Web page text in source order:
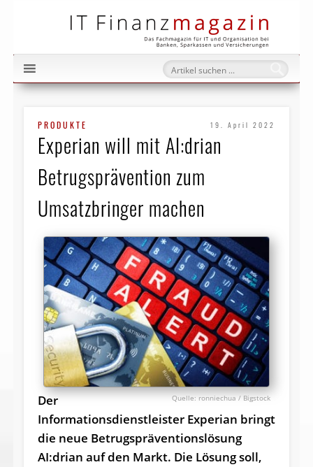
PRODUKTE 19. April 2022
Experian will mit AI:drian
Betrugsprävention zum
Umsatzbringer machen
ronniechua / Bigstock
Der
Informationsdienstleister Experian bringt
die neue Betrugspräventionslösung
AI:drian auf den Markt. Die Lösung soll,